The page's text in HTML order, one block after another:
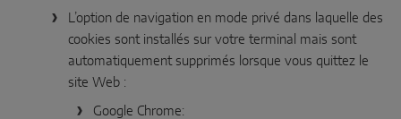
L’option de navigation en mode privé dans laquelle des
cookies sont installés sur votre terminal mais sont
automatiquement supprimés lorsque vous quittez le
site Web :
Google Chrome: